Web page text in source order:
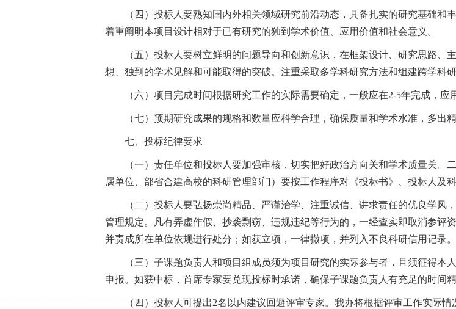
（四）投标人要熟知国内外相关领域研究前沿动态，具备扎实的研究基础
着重阐明本项目设计相对于已有研究的独到学术价值、应用价值和社会意义。
（五）投标人要树立鲜明的问题导向和创新意识，在框架设计、研究思路
想、独到的学术见解和可能取得的突破。注重采取多学科研究方法和组建跨学科
（六）项目完成时间根据研究工作的实际需要确定，一般应在2-5年完成，应
（七）预期研究成果的规格和数量应科学合理，确保质量和学术水准，多出精
七、投标纪律要求
（一）责任单位和投标人要加强审核，切实把好政治方向关和学术质量关
属单位、部省合建高校的科研管理部门）要按工作程序对《投标书》、投标人及
（二）投标人要弘扬崇尚精品、严谨治学、注重诚信、讲求责任的优良学风
管理规定。凡有弄虚作假、抄袭剽窃、违规违纪等行为的，一经查实即取消参评
并责成所在单位依规进行处分；如获立项，一律撤项，并列入不良科研信用记录。
（三）子课题负责人和项目组成员须为项目研究的实际参与者，且须征得
申报。如获中标，首席专家要兑现投标时承诺，确保子课题负责人有充足的时间
（四）投标人可提出2名以内建议回避评审专家。我办将根据评审工作实际情